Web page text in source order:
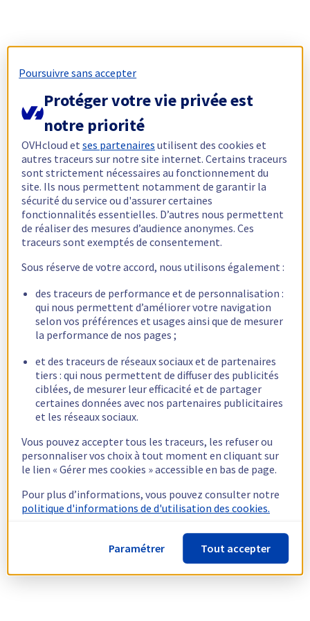
Poursuivre sans accepter
Protéger votre vie privée est
notre priorité
OVHcloud etses partenaires utilisent des cookies et
autres traceurs sur notre site internet. Certains traceurs
sont strictement nécessaires au fonctionnement du
site. Ils nous permettent notamment de garantir la
sécurité du service ou d'assurer certaines
fonctionnalités essentielles. D’autres nous permettent
de réaliser des mesures d’audience anonymes. Ces
traceurs sont exemptés de consentement.
Sous réserve de votre accord, nous utilisons également :
des traceurs de performance et de personnalisation :
qui nous permettent d’améliorer votre navigation
selon vos préférences et usages ainsi que de mesurer
la performance de nos pages ;
et des traceurs de réseaux sociaux et de partenaires
tiers : qui nous permettent de diffuser des publicités
ciblées, de mesurer leur efficacité et de partager
certaines données avec nos partenaires publicitaires
et les réseaux sociaux.
Vous pouvez accepter tous les traceurs, les refuser ou
personnaliser vos choix à tout moment en cliquant sur
le lien « Gérer mes cookies » accessible en bas de page.
Pour plus d’informations, vous pouvez consulter notre
politique d'informations de d'utilisation des cookies.
Paramétrer Tout accepter